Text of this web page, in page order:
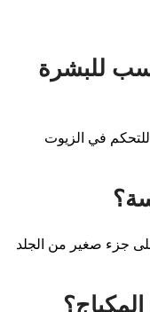
للبشرة
في الزيوت
جزء صغير من الجلد